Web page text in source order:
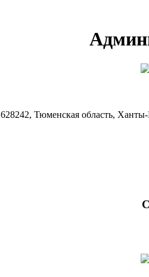
628242, Тюменская область,